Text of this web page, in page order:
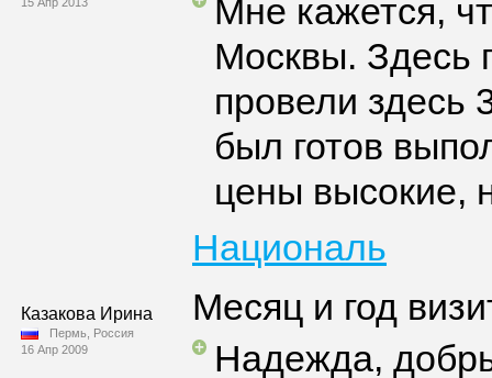
Мне кажется,
Москвы. Здесь
провели здесь
был готов
цены высокие,
Националь
Казакова Ирина
Пермь, Россия
16 Апр 2009
Месяц и год
Надежда,